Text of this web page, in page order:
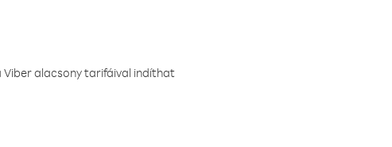
Viber alacsony tarifáival indíthat